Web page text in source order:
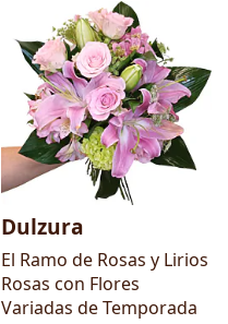
Dulzura
El Ramo de Rosas y Lirios
Rosas con Flores
Variadas de Temporada